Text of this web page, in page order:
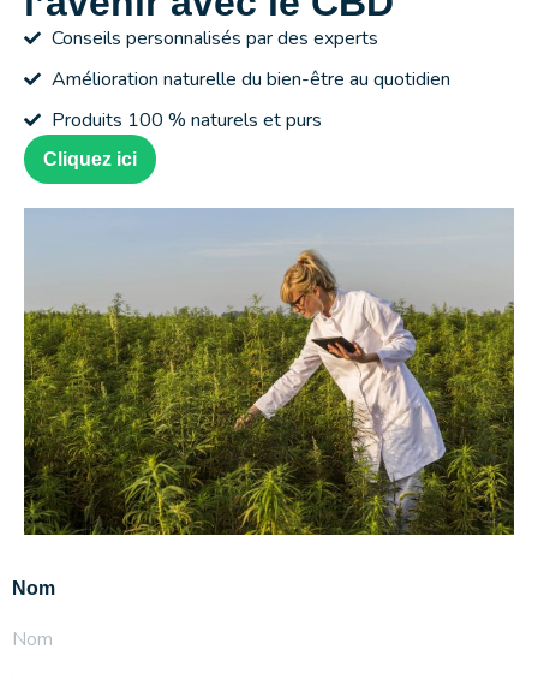
Conseils personnalisés par des experts
Amélioration naturelle du bien-être au quotidien
Produits 100 % naturels et purs
Cliquez ici
Nom